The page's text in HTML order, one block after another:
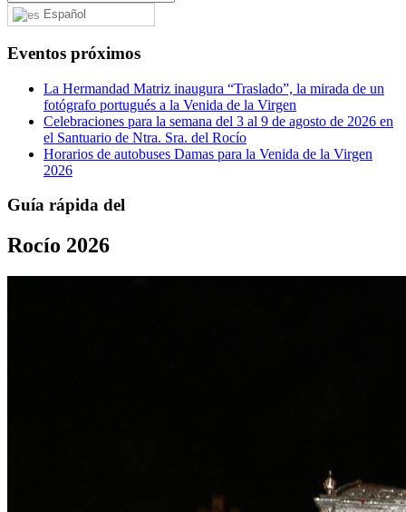
Español
Eventos próximos
La Hermandad Matriz inaugura “Traslado”, la mirada de un
fotógrafo portugués a la Venida de la Virgen
Celebraciones para la semana del 3 al 9 de agosto de 2026 en
el Santuario de Ntra. Sra. del Rocío
Horarios de autobuses Damas para la Venida de la Virgen
2026
Guía rápida del
Rocío 2026